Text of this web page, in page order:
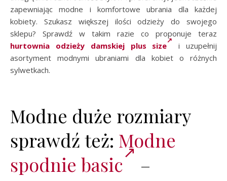
zapewniając modne i komfortowe ubrania dla każdej
kobiety. Szukasz większej ilości odzieży do swojego
sklepu? Sprawdź w takim razie co proponuje teraz
hurtownia odzieży damskiej plus size
i uzupełnij
asortyment modnymi ubraniami dla kobiet o różnych
sylwetkach.
Modne duże rozmiary
sprawdź też: Modne
spodnie basic
–